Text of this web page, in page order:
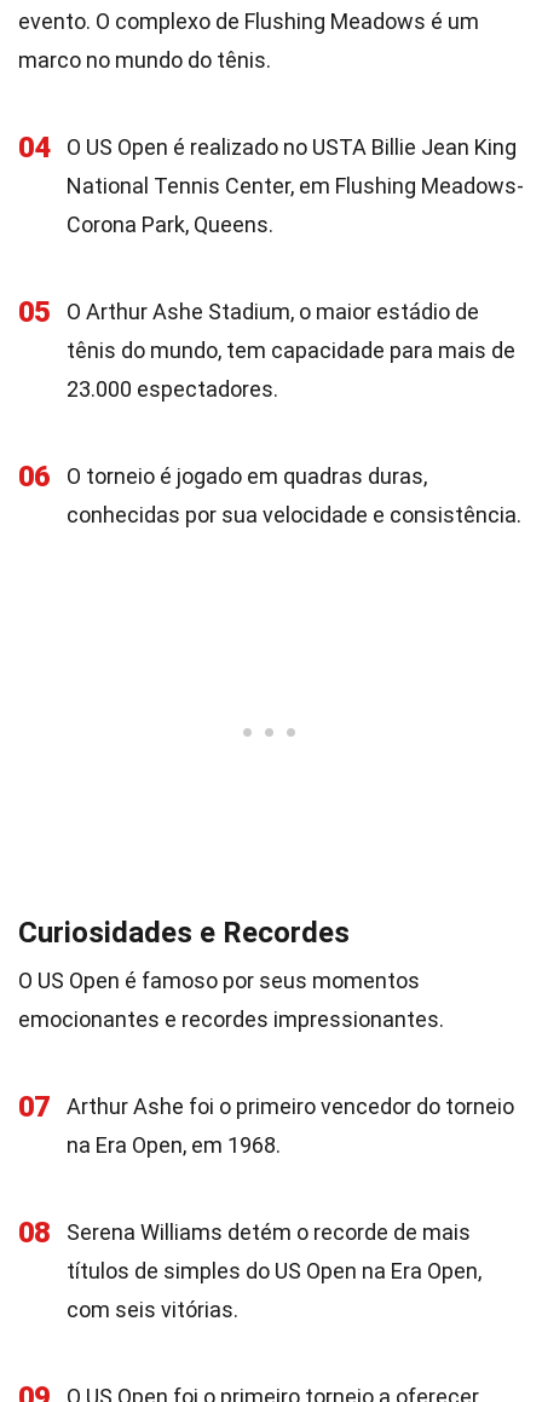
evento. O complexo de Flushing Meadows é um
marco no mundo do tênis.
04
O US Open é realizado no USTA Billie Jean King
National Tennis Center, em Flushing Meadows-
Corona Park, Queens.
05
O Arthur Ashe Stadium, o maior estádio de
tênis do mundo, tem capacidade para mais de
23.000 espectadores.
06
O torneio é jogado em quadras duras,
conhecidas por sua velocidade e consistência.
Curiosidades e Recordes
O US Open é famoso por seus momentos
emocionantes e recordes impressionantes.
07
Arthur Ashe foi o primeiro vencedor do torneio
na Era Open, em 1968.
08
Serena Williams detém o recorde de mais
títulos de simples do US Open na Era Open,
com seis vitórias.
O US Open foi o primeiro torneio a oferecer